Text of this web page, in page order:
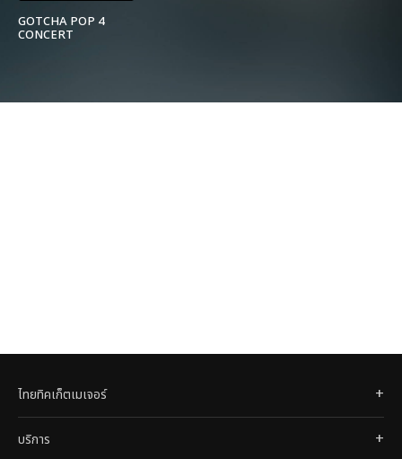
GOTCHA POP 4
CONCERT
ไทยทิคเก็ตเมเจอร์
บริการ